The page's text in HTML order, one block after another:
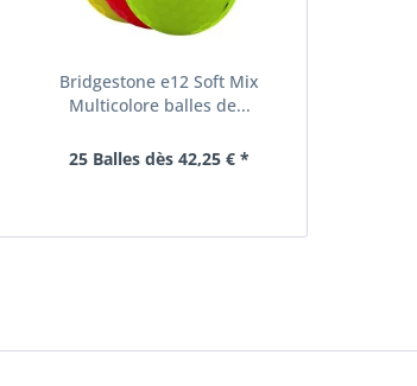
Bridgestone e12 Soft Mix
Multicolore balles de...
25 Balles dès 42,25 € *